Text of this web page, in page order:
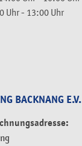
Uhr- 13:00 Uhr
BACKNANG E.V.